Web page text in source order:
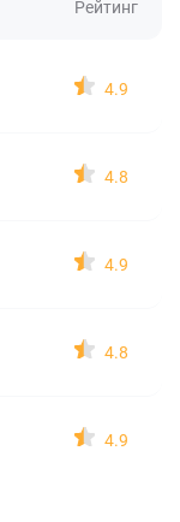
Рейтинг
4.9
4.8
4.9
4.8
4.9